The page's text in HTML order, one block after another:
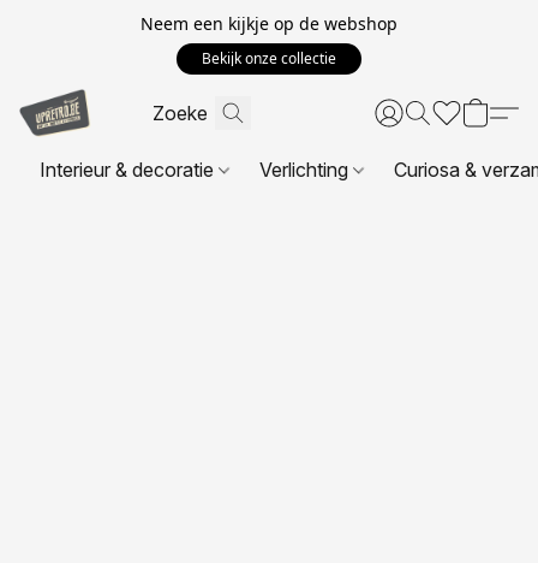
Neem een kijkje op de webshop
Bekijk onze collectie
Interieur & decoratie Verlichting Curiosa &